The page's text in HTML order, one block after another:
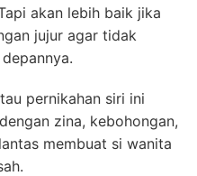
akan lebih baik jika
jujur agar tidak
pernikahan siri ini
zina, kebohongan,
membuat si wanita